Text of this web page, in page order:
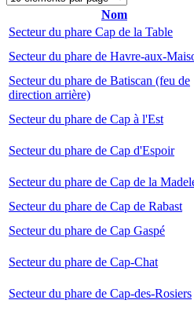
Nom
Secteur du phare Cap de la Table
Secteur du phare de Havre-aux-
Secteur du phare de Batiscan (feu de
direction arrière)
Secteur du phare de Cap à l'Est
Secteur du phare de Cap d'Espoir
Secteur du phare de Cap de la
Secteur du phare de Cap de Rabast
Secteur du phare de Cap Gaspé
Secteur du phare de Cap-Chat
Secteur du phare de Cap-des-Rosiers